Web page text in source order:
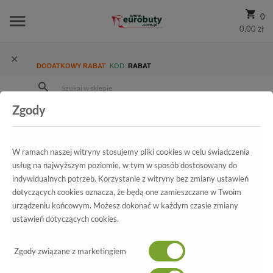
0
0,00 zł
DODATKOWY RABAT KOD: RABAT
Dziecięco-Młodzieżowe
Dla chłopaka
Buty chłopięce
spełni oczekiwania zarówno młodszych chłopców, jak i nastolatków.
Postaw na wybór pełen komfortu, stylu i trwałości, które są tak ważne
Stylowe buty chłopięce w sklepie Eurobuty
to coś więcej niż tylko obuwie - to
POKAŻ FILTRY
Zgody
W ramach naszej witryny stosujemy pliki cookies w celu świadczenia
usług na najwyższym poziomie, w tym w sposób dostosowany do
indywidualnych potrzeb. Korzystanie z witryny bez zmiany ustawień
dotyczących cookies oznacza, że będą one zamieszczane w Twoim
urządzeniu końcowym. Możesz dokonać w każdym czasie zmiany
ustawień dotyczących cookies.
Zgody związane z marketingiem